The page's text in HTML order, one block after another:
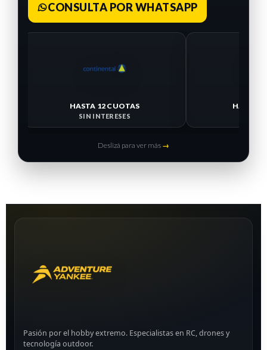
CONSULTA POR WHATSAPP
HASTA 12 CUOTAS
SIN INTERESES
Deslizá para ver más →
Pasión por el hobby extremo. Especialistas en RC, drones y
tecnología outdoor.